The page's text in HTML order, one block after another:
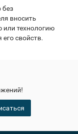
без
вносить
или технологию
свойств.